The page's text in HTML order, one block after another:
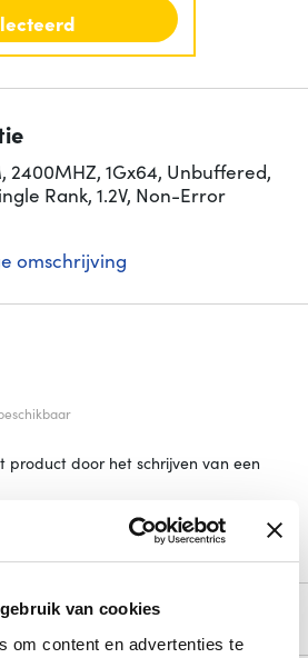
van cookies
om content en advertenties te
2400MHZ, 1Gx64, Unbuffered,
Rank, 1.2V, Non-Error
omschrijving
product door het schrijven van een